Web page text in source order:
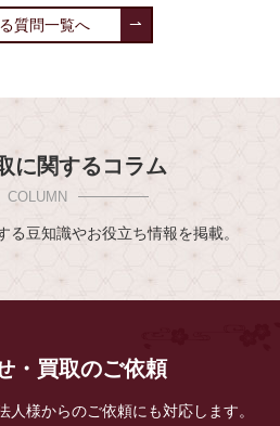
質問一覧へ
に関するコラム
豆知識やお役立ち情報を掲載。
・買取のご依頼
人様からのご依頼にも対応します。